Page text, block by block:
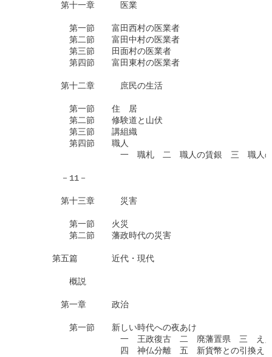
第十一章　　　医業
第一節　　富田西村の医業者
第二節　　富田中村の医業者
第三節　　田面村の医業者
第四節　　富田東村の医業者
第十二章　　　庶民の生活
第一節　　住　居
第二節　　修験道と山伏
第三節　　講組織
第四節　　職人
一　職札　二　職人の賃銀　三　職人の役銀
－11－
第十三章　　　災害
第一節　　火災
第二節　　藩政時代の災害
第五篇　　　　近代・現代
概説
第一章　　　政治
第一節　　新しい時代への夜あけ
一　王政復古　二　廃藩置県　三　ええじ
四　神仏分離　五　新貨幣との引換え　六